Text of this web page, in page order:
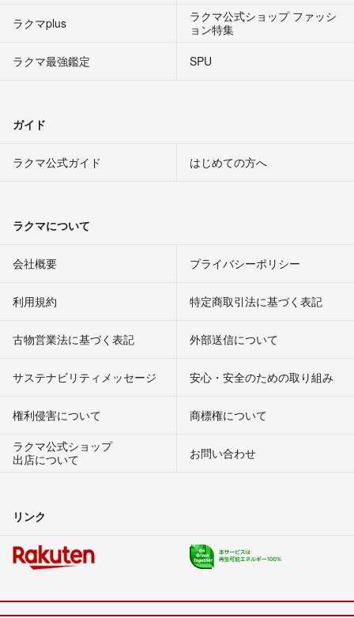
ラクマplus
ラクマ公式ショップ ファッシ
ョン特集
ラクマ最強鑑定
SPU
ガイド
ラクマ公式ガイド はじめての方へ
ラクマについて
会社概要 プライバシーポリシー
利用規約 特定商取引法に基づく表記
古物営業法に基づく表記 外部送信について
サステナビリティメッセージ 安心・安全のための取り組み
権利侵害について
商標権について
ラクマ公式ショップ
出店について
お問い合わせ
リンク